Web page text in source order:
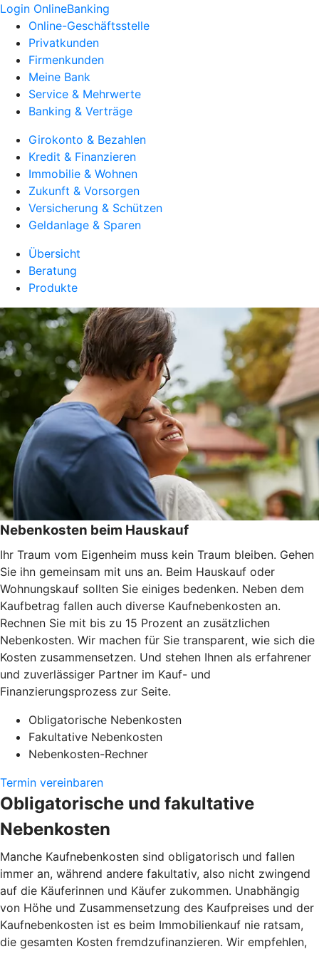
Login OnlineBanking
Online-Geschäftsstelle
Privatkunden
Firmenkunden
Meine Bank
Service & Mehrwerte
Banking & Verträge
Girokonto & Bezahlen
Kredit & Finanzieren
Immobilie & Wohnen
Zukunft & Vorsorgen
Versicherung & Schützen
Geldanlage & Sparen
Übersicht
Beratung
Produkte
Nebenkosten beim Hauskauf
Ihr Traum vom Eigenheim muss kein Traum bleiben. Gehen
Sie ihn gemeinsam mit uns an. Beim Hauskauf oder
Wohnungskauf sollten Sie einiges bedenken. Neben dem
Kaufbetrag fallen auch diverse Kaufnebenkosten an.
Rechnen Sie mit bis zu 15 Prozent an zusätzlichen
Nebenkosten. Wir machen für Sie transparent, wie sich die
Kosten zusammensetzen. Und stehen Ihnen als erfahrener
und zuverlässiger Partner im Kauf- und
Finanzierungsprozess zur Seite.
Obligatorische Nebenkosten
Fakultative Nebenkosten
Nebenkosten-Rechner
Termin vereinbaren
Obligatorische und fakultative
Nebenkosten
Manche Kaufnebenkosten sind obligatorisch und fallen
immer an, während andere fakultativ, also nicht zwingend
auf die Käuferinnen und Käufer zukommen. Unabhängig
von Höhe und Zusammensetzung des Kaufpreises und der
Kaufnebenkosten ist es beim Immobilienkauf nie ratsam,
die gesamten Kosten fremdzufinanzieren. Wir empfehlen,